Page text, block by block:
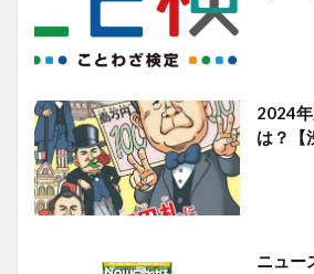
2024
は？【
ニュー